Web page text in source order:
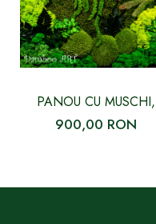
PANOU CU MUSCHI,
LICHENI SI PLANTE
900,00 RON